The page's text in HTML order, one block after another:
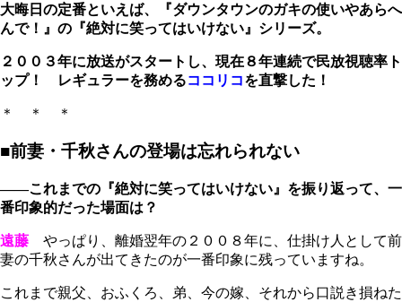
大晦日の定番といえば、『ダウンタウンのガキの使いやあらへ
んで！』の『絶対に笑ってはいけない』シリーズ。
２００３年に放送がスタートし、現在８年連続で民放視聴率ト
ップ！ レギュラーを務めるココリコを直撃した！
＊ ＊ ＊
■前妻・千秋さんの登場は忘れられない
――これまでの『絶対に笑ってはいけない』を振り返って、一
番印象的だった場面は？
遠藤 やっぱり、離婚翌年の２００８年に、仕掛け人として前
妻の千秋さんが出てきたのが一番印象に残っていますね。
これまで親父、おふくろ、弟、今の嫁、それから口説き損ねた